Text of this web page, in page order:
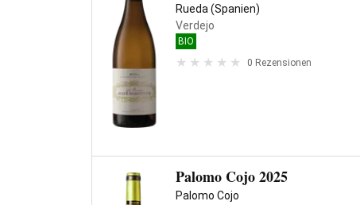
Rueda (Spanien)
Verdejo
BIO
0 Rezensionen
Palomo Cojo 2025
Palomo Cojo